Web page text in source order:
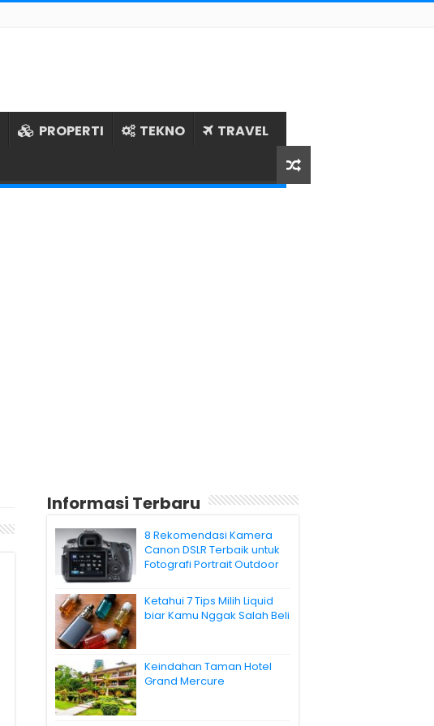
PROPERTI TEKNO TRAVEL
Informasi Terbaru
8 Rekomendasi Kamera
Canon DSLR Terbaik untuk
Fotografi Portrait Outdoor
Ketahui 7 Tips Milih Liquid
biar Kamu Nggak Salah Beli
Keindahan Taman Hotel
Grand Mercure